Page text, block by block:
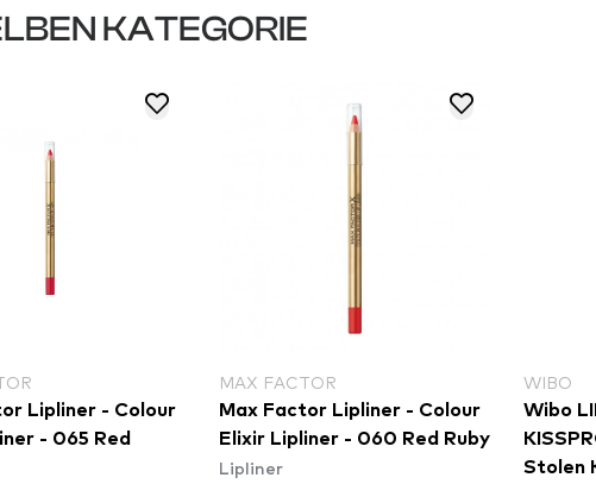
KATEGORIE
Lipliner - Colour
- 065 Red
MAX FACTOR
Max Factor Lipliner - Colour
Elixir Lipliner - 060 Red Ruby
Lipliner
WIBO
Wibo
Stolen